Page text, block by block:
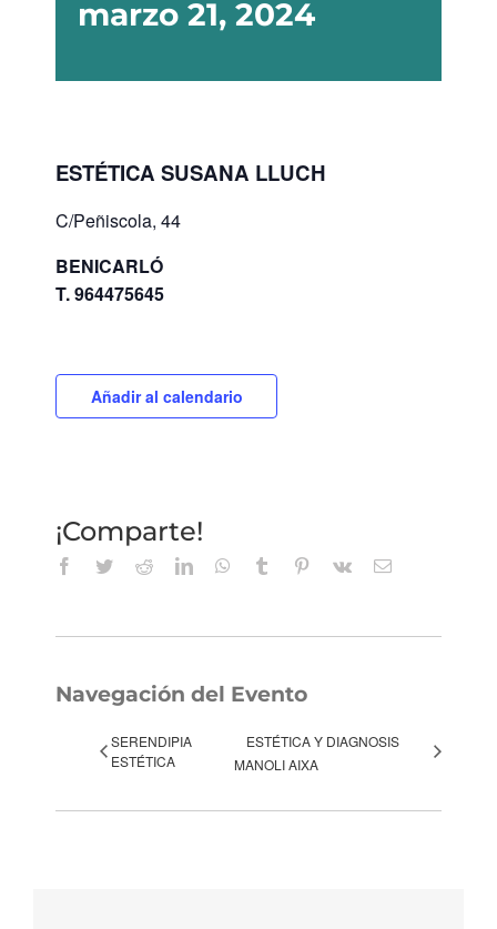
marzo 21, 2024
ESTÉTICA SUSANA LLUCH
C/Peñiscola, 44
BENICARLÓ
T. 964475645
Añadir al calendario
¡Comparte!
Facebook
TwitterRedditLinkedInWhatsApp
Tumblr Pinterest
Vk
Correo
Navegación del Evento
SERENDIPIA
ESTÉTICA
ESTÉTICA Y DIAGNOSIS
MANOLI AIXA